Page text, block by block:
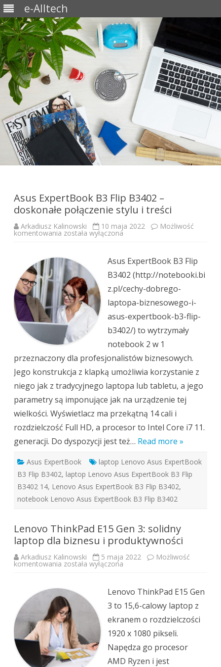
e-Alltech
Asus ExpertBook B3 Flip B3402 –
doskonałe połączenie stylu i treści
Arkadiusz Kalinowski 10 maja 2022 Możliwość
komentowania Asus
ExpertBook
B3402
–
doskonałe
połączenie
stylu
i
treści
została wyłączona
Asus ExpertBook B3 Flip
B3402 (http://notebooki.bi
z.pl/cechy-dobrego-
laptopa-biznesowego-i-
asus-expertbook-b3-flip-
b3402/) to wytrzymały
notebook 2 w 1
przeznaczony dla profesjonalistów biznesowych.
Jego konstrukcja z klapką umożliwia korzystanie z
niego jak z tradycyjnego laptopa lub tabletu, a jego
parametry są imponujące jak na urządzenie tej
wielkości. Wyświetlacz ma przekątną 14 cali i
rozdzielczość Full HD, a procesor to Intel Core i7 11.
generacji. Do dyspozycji jest też… Read more »
Asus ExpertBook
laptop Lenovo Asus ExpertBook
B3 Flip B3402, laptop Lenovo Asus ExpertBook B3 Flip
B3402 14, Lenovo Asus ExpertBook B3 Flip B3402,
notebook Lenovo Asus ExpertBook B3 Flip B3402
Lenovo ThinkPad E15 Gen 3: solidny
laptop dla biznesu i produktywności
Arkadiusz Kalinowski 5 maja 2022 Możliwość
komentowania Lenovo
3:
solidny
laptop
dla
biznesu
i
produktywności
została wyłączona
Lenovo ThinkPad E15 Gen
3 to 15,6-calowy laptop z
ekranem o rozdzielczości
1920 x 1080 pikseli.
Napędza go procesor
AMD Ryzen i jest